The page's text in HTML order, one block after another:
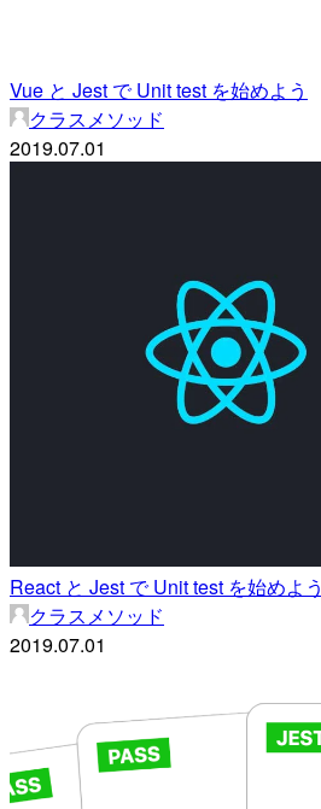
Vue と Jest で Unit test を始めよう
クラスメソッド
2019.07.01
React と Jest で Unit test を始めよう
クラスメソッド
2019.07.01